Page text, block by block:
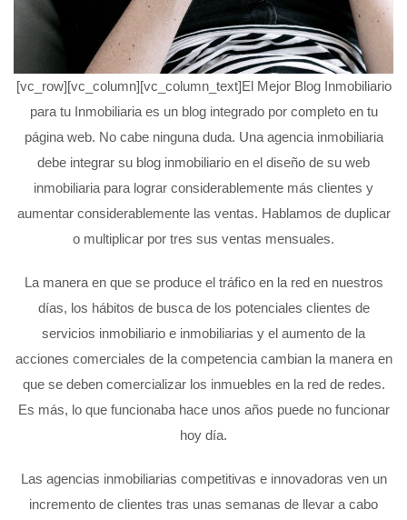
[vc_row][vc_column][vc_column_text]El Mejor Blog Inmobiliario
para tu Inmobiliaria es un blog integrado por completo en tu
página web. No cabe ninguna duda. Una agencia inmobiliaria
debe integrar su blog inmobiliario en el diseño de su web
inmobiliaria para lograr considerablemente más clientes y
aumentar considerablemente las ventas. Hablamos de duplicar
o multiplicar por tres sus ventas mensuales.
La manera en que se produce el tráfico en la red en nuestros
días, los hábitos de busca de los potenciales clientes de
servicios inmobiliario e inmobiliarias y el aumento de la
acciones comerciales de la competencia cambian la manera en
que se deben comercializar los inmuebles en la red de redes.
Es más, lo que funcionaba hace unos años puede no funcionar
hoy día.
Las agencias inmobiliarias competitivas e innovadoras ven un
incremento de clientes tras unas semanas de llevar a cabo